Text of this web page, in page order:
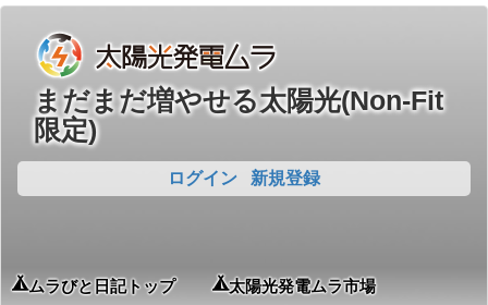
まだまだ増やせる太陽光(Non-Fit
限定)
ログイン 新規登録
ムラびと日記トップ
太陽光発電ムラ市場